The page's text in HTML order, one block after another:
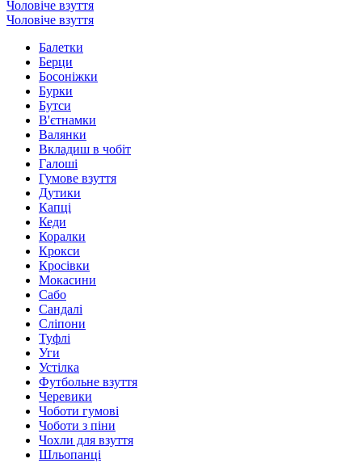
Чоловіче взуття
Чоловіче взуття
Балетки
Берци
Босоніжки
Бурки
Бутси
В'єтнамки
Валянки
Вкладиш в чобіт
Галоші
Гумове взуття
Дутики
Капці
Кеди
Коралки
Крокси
Кросівки
Мокасини
Сабо
Сандалі
Сліпони
Туфлі
Уги
Устілка
Футбольне взуття
Черевики
Чоботи гумові
Чоботи з піни
Чохли для взуття
Шльопанці